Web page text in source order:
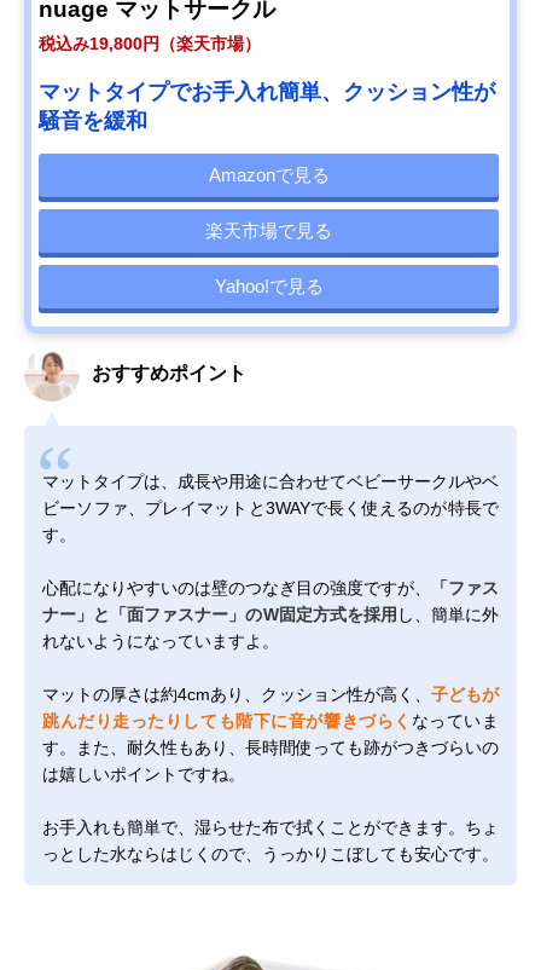
nuage マットサークル
税込み19,800円（楽天市場）
マットタイプでお手入れ簡単、クッション性が
騒音を緩和
Amazonで見る
楽天市場で見る
Yahoo!で見る
おすすめポイント
マットタイプは、成長や用途に合わせてベビーサークルやベ
ビーソファ、プレイマットと3WAYで長く使えるのが特長で
す。
心配になりやすいのは壁のつなぎ目の強度ですが、
「ファス
ナー」と「面ファスナー」のW固定方式を採用 し、簡単に外
れないようになっていますよ。
マットの厚さは約4cmあり、クッション性が高く、 子どもが
跳んだり走ったりしても階下に音が響きづらく なっていま
す。また、耐久性もあり、長時間使っても跡がつきづらいの
は嬉しいポイントですね。
お手入れも簡単で、湿らせた布で拭くことができます。ちょ
っとした水ならはじくので、うっかりこぼしても安心です。